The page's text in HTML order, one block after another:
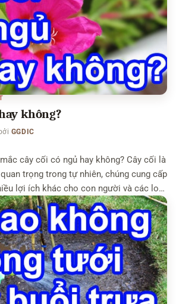
không?
GGDIC
cây cối có ngủ hay không? Cây cối là
trọng trong tự nhiên, chúng cung cấp
lợi ích khác cho con người và các loài
có cần ngủ để duy trì sự sống không?